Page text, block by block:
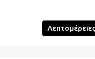
Λεπτομέρειες